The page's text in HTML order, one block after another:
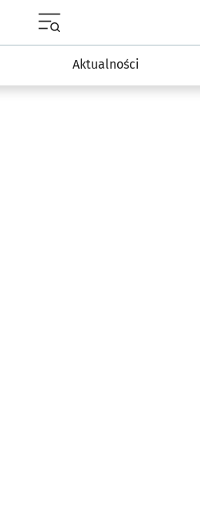
Aktualności